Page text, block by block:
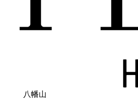
八幡山